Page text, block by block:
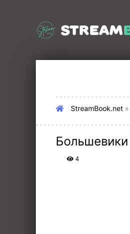
STREAM
StreamBook.net »
Большевики
4